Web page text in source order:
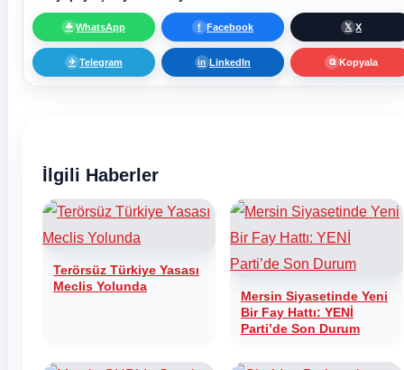
☘ WhatsApp f Facebook 𝕏 X
✈ Telegram in LinkedIn ⧉ Kopyala
İlgili Haberler
Terörsüz Türkiye Yasası
Meclis Yolunda
Mersin Siyasetinde Yeni
Bir Fay Hattı: YENİ
Parti’de Son Durum